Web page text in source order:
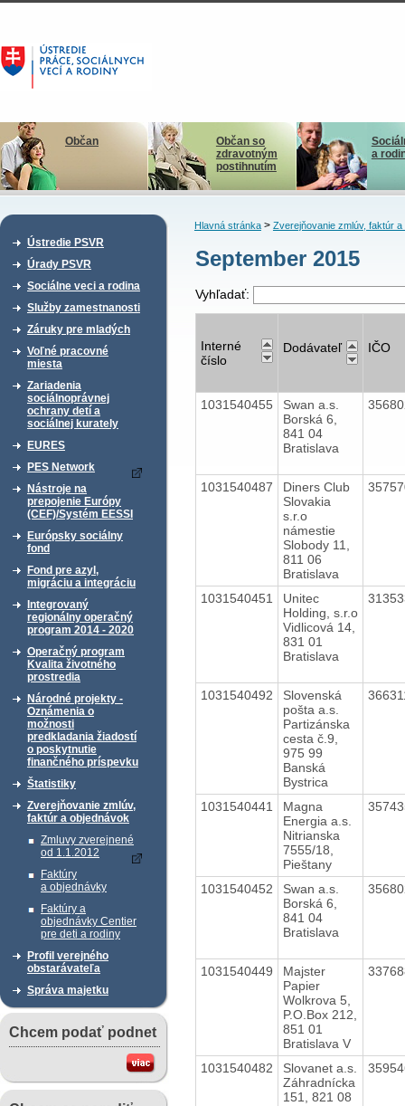
Občan
Občan so
zdravotným
postihnutím
a
Ústredie PSVR
Úrady PSVR
Sociálne veci a rodina
Služby zamestnanosti
Záruky pre mladých
Voľné pracovné
miesta
Zariadenia
sociálnoprávnej
ochrany detí a
sociálnej kurately
EURES
PES Network
Nástroje na
prepojenie Európy
(CEF)/Systém EESSI
Európsky sociálny
fond
Fond pre azyl,
migráciu a integráciu
Integrovaný
regionálny operačný
program 2014 - 2020
Operačný program
Kvalita životného
prostredia
Národné projekty -
Oznámenia o
možnosti
predkladania žiadostí
o poskytnutie
finančného príspevku
Štatistiky
Zverejňovanie zmlúv,
faktúr a objednávok
Zmluvy zverejnené
od 1.1.2012
Faktúry
a objednávky
Faktúry a
objednávky Centier
pre deti a rodiny
Profil verejného
obstarávateľa
Správa majetku
Chcem podať podnet
Hlavná stránka> Zverejňovanie zmlúv, faktúr a
September 2015
Vyhľadať:
Interné
číslo
Dodávateľ IČO
1031540455
Swan a.s.
Borská 6,
841 04
Bratislava
1031540487
Diners Club
Slovakia
s.r.o
námestie
Slobody 11,
811 06
Bratislava
1031540451
Unitec
Holding, s.r.o
Vidlicová 14,
831 01
Bratislava
1031540492
Slovenská
pošta a.s.
Partizánska
cesta č.9,
975 99
Banská
Bystrica
1031540441
Magna
Energia a.s.
Nitrianska
7555/18,
Pieštany
1031540452
Swan a.s.
Borská 6,
841 04
Bratislava
1031540449
Majster
Papier
Wolkrova 5,
P.O.Box 212,
851 01
Bratislava V
1031540482
Slovanet a.s.
Záhradnícka
151, 821 08